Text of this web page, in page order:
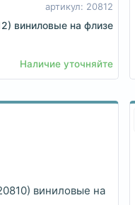
артикул: 20812
виниловые на флизе
Наличие уточняйте